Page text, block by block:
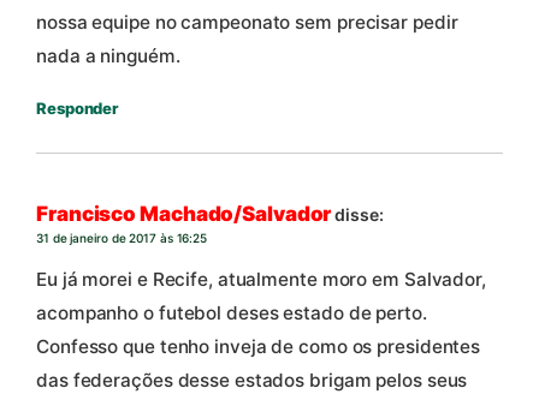
nossa equipe no campeonato sem precisar pedir
nada a ninguém.
Responder
Francisco Machado/Salvadordisse:
31 de janeiro de 2017 às 16:25
Eu já morei e Recife, atualmente moro em Salvador,
acompanho o futebol deses estado de perto.
Confesso que tenho inveja de como os presidentes
das federações desse estados brigam pelos seus